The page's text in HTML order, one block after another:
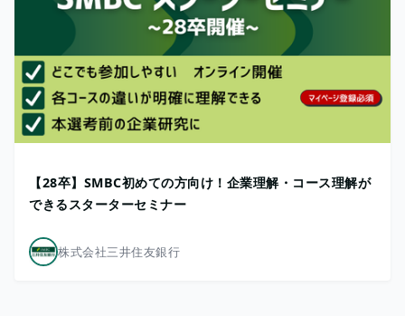
【28卒】SMBC初めての方向け！企業理解・コース理解が
できるスターターセミナー
株式会社三井住友銀行